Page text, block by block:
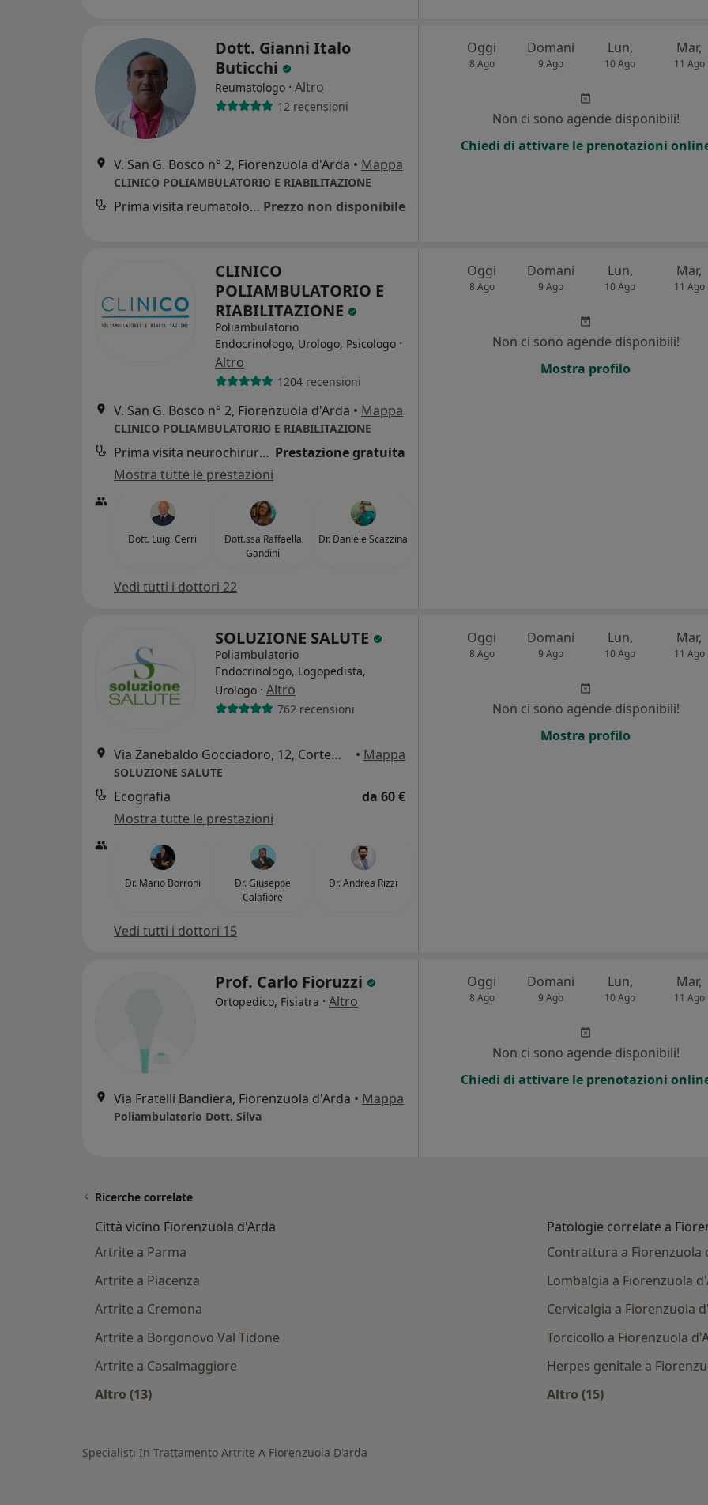
Dott. Gianni Italo
Buticchi
Reumatologo · Altro
12 recensioni
V. San G. Bosco n° 2, Fiorenzuola d'Arda • Mappa
CLINICO POLIAMBULATORIO E RIABILITAZIONE
Prima visita reumatologica Prezzo non disponibile
Oggi
8 Ago
Domani
9 Ago
Lun,
10 Ago
Mar,
11 Ago
Non ci sono agende disponibili!
Chiedi di attivare le prenotazioni
CLINICO
POLIAMBULATORIO E
RIABILITAZIONE
Poliambulatorio
Endocrinologo, Urologo, Psicologo ·
Altro
1204 recensioni
V. San G. Bosco n° 2, Fiorenzuola d'Arda • Mappa
CLINICO POLIAMBULATORIO E RIABILITAZIONE
Prima visita neurochirurgica Prestazione gratuita
Mostra tutte le prestazioni
Dott. Luigi Cerri
Dott.ssa Raffaella
Gandini
Dr. Daniele Scazzina
Vedi tutti i dottori 22
Oggi
8 Ago
Domani
9 Ago
Lun,
10 Ago
Mar,
11 Ago
Non ci sono agende disponibili!
Mostra profilo
SOLUZIONE SALUTE
Poliambulatorio
Endocrinologo, Logopedista,
Urologo · Altro
762 recensioni
Via Zanebaldo Gocciadoro, 12, Cortemaggiore • Mappa
SOLUZIONE SALUTE
Ecografia
da 60 €
Mostra tutte le prestazioni
Dr. Mario Borroni
Dr. Giuseppe
Calafiore
Dr. Andrea Rizzi
Vedi tutti i dottori 15
Oggi
8 Ago
Domani
9 Ago
Lun,
10 Ago
Mar,
11 Ago
Non ci sono agende disponibili!
Mostra profilo
Prof. Carlo Fioruzzi
Ortopedico, Fisiatra · Altro
Via Fratelli Bandiera, Fiorenzuola d'Arda • Mappa
Poliambulatorio Dott. Silva
Oggi
8 Ago
Domani
9 Ago
Lun,
10 Ago
Mar,
11 Ago
Non ci sono agende disponibili!
Chiedi di attivare le prenotazioni
Ricerche correlate
Città vicino Fiorenzuola d'Arda
Artrite a Parma
Artrite a Piacenza
Artrite a Cremona
Artrite a Borgonovo Val Tidone
Artrite a Casalmaggiore
Altro (13)
Patologie correlate a
Contrattura a Fiorenzuola
Lombalgia a Fiorenzuola
Cervicalgia a Fiorenzuola
Torcicollo a Fiorenzuola
Herpes genitale a
Altro (15)
Specialisti In Trattamento Artrite A Fiorenzuola D'arda